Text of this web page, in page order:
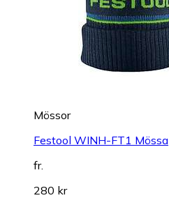
Mössor
Festool WINH-FT1 Mössa
fr.
280 kr